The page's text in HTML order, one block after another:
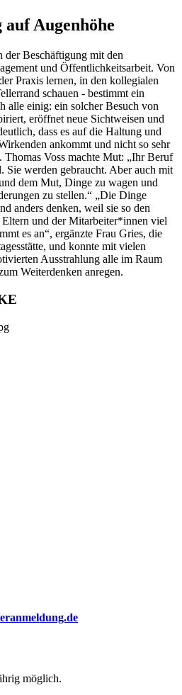
Augenhöhe
der Beschäftigung mit den
und Öffentlichkeitsarbeit. Von
Praxis lernen, in den kollegialen
schauen - bestimmt ein
alle einig: ein solcher Besuch von
eröffnet neue Sichtweisen und
dass es auf die Haltung und
ankommt und nicht so sehr
Thomas Voss machte Mut: „Ihr Beruf
werden gebraucht. Aber auch mit
dem Mut, Dinge zu wagen und
zu stellen.“ „Die Dinge
anders denken, weil sie so den
und der Mitarbeiter*innen viel
es an“, ergänzte Frau Gries, die
und konnte mit vielen
Ausstrahlung alle im Raum
Weiterdenken anregen.
möglich.